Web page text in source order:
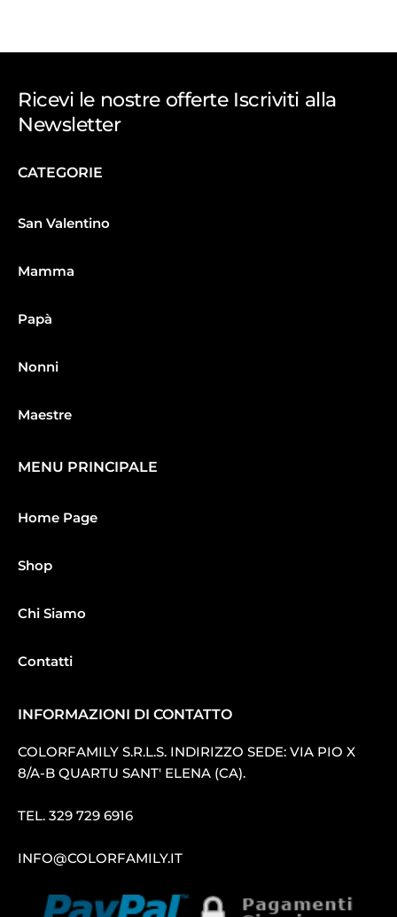
Ricevi le nostre offerte Iscriviti alla
Newsletter
CATEGORIE
San Valentino
Mamma
Papà
Nonni
Maestre
MENU PRINCIPALE
Home Page
Shop
Chi Siamo
Contatti
INFORMAZIONI DI CONTATTO
COLORFAMILY S.R.L.S. INDIRIZZO SEDE: VIA PIO X
8/A-B QUARTU SANT′ ELENA (CA).
TEL. 329 729 6916
INFO@COLORFAMILY.IT